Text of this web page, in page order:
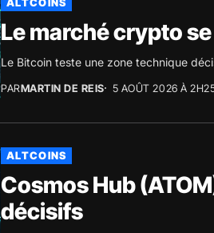
Le marché crypto
Le Bitcoin teste une zone technique
PARMARTIN DE REIS 5 AOÛT 2026 À
ALTCOINS
Cosmos Hub
décisifs